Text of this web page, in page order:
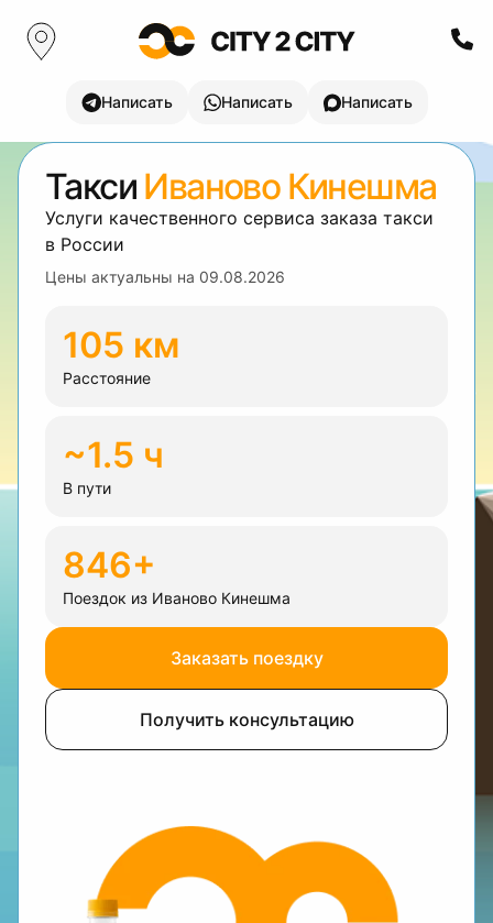
Написать Написать Написать
Такси Иваново Кинешма
Услуги качественного сервиса заказа такси
в России
Цены актуальны на 09.08.2026
105 км
Расстояние
~1.5 ч
В пути
846+
Поездок из Иваново Кинешма
Заказать поездку
Получить консультацию